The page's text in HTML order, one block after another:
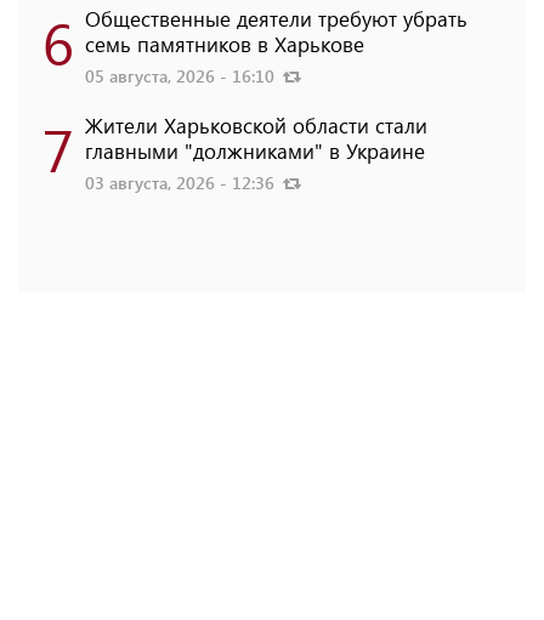
6 Общественные деятели требуют убрать
семь памятников в Харькове
05 августа, 2026 - 16:10
7 Жители Харьковской области стали
главными "должниками" в Украине
03 августа, 2026 - 12:36